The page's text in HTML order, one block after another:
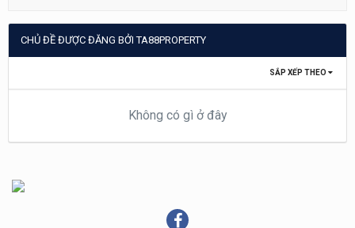
CHỦ ĐỀ ĐƯỢC ĐĂNG BỞI TA88PROPERTY
SẮP XẾP THEO
Không có gì ở đây